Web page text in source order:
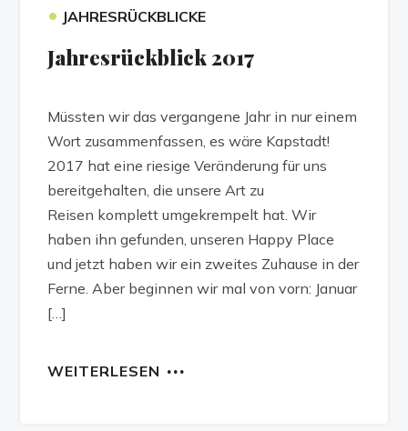
• JAHRESRÜCKBLICKE
Jahresrückblick 2017
Müssten wir das vergangene Jahr in nur einem
Wort zusammenfassen, es wäre Kapstadt!
2017 hat eine riesige Veränderung für uns
bereitgehalten, die unsere Art zu
Reisen komplett umgekrempelt hat. Wir
haben ihn gefunden, unseren Happy Place
und jetzt haben wir ein zweites Zuhause in der
Ferne. Aber beginnen wir mal von vorn: Januar
[…]
WEITERLESEN